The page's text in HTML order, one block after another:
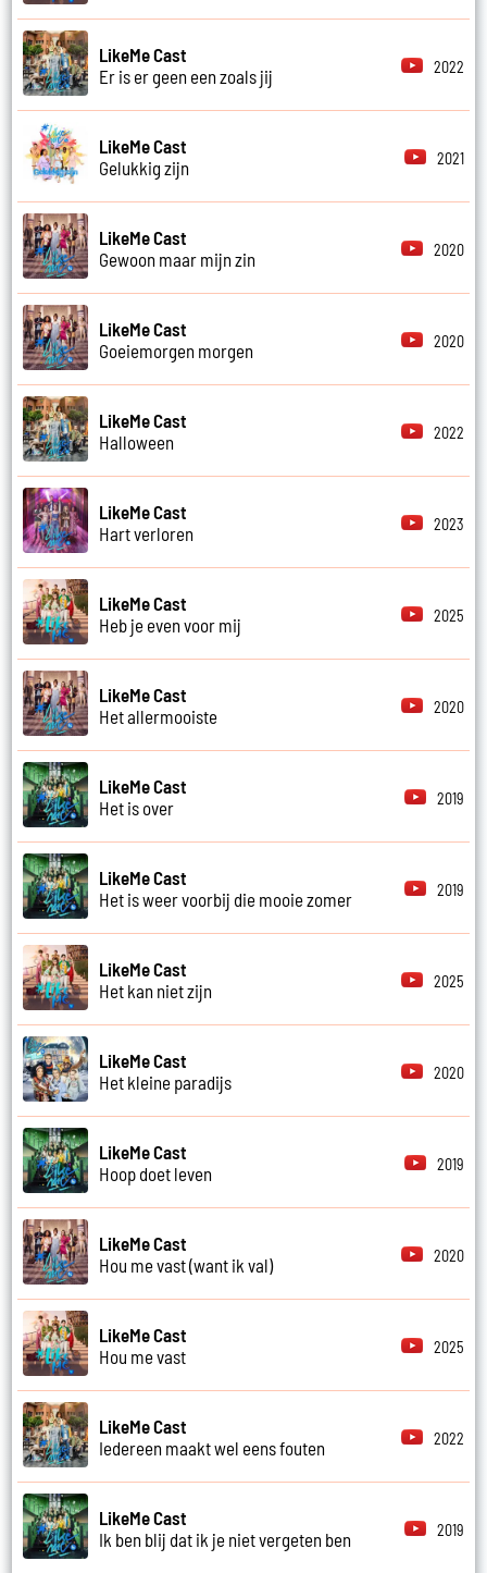
LikeMe Cast
Er is er geen een zoals jij
2022
LikeMe Cast
Gelukkig zijn
2021
LikeMe Cast
Gewoon maar mijn zin
2020
LikeMe Cast
Goeiemorgen morgen
2020
LikeMe Cast
Halloween
2022
LikeMe Cast
Hart verloren
2023
LikeMe Cast
Heb je even voor mij
2025
LikeMe Cast
Het allermooiste
2020
LikeMe Cast
Het is over
2019
LikeMe Cast
Het is weer voorbij die mooie zomer
2019
LikeMe Cast
Het kan niet zijn
2025
LikeMe Cast
Het kleine paradijs
2020
LikeMe Cast
Hoop doet leven
2019
LikeMe Cast
Hou me vast (want ik val)
2020
LikeMe Cast
Hou me vast
2025
LikeMe Cast
Iedereen maakt wel eens fouten
2022
LikeMe Cast
Ik ben blij dat ik je niet vergeten ben
2019